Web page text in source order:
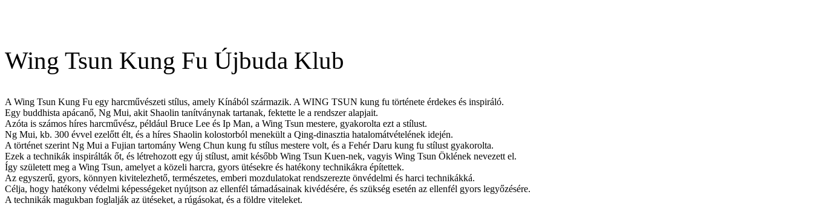
Wing Tsun Kung Fu Újbuda Klub
A Wing Tsun Kung Fu egy harcművészeti stílus, amely Kínából származik. A WING TSUN kung fu története érdekes és inspiráló.
Egy buddhista apácanő, Ng Mui, akit Shaolin tanítványnak tartanak, fektette le a rendszer alapjait.
Azóta is számos híres harcművész, például Bruce Lee és Ip Man, a Wing Tsun mestere, gyakorolta ezt a stílust.
Ng Mui, kb. 300 évvel ezelőtt élt, és a híres Shaolin kolostorból menekült a Qing-dinasztia hatalomátvételének idején.
A történet szerint Ng Mui a Fujian tartomány Weng Chun kung fu stílus mestere volt, és a Fehér Daru kung fu stílust gyakorolta.
Ezek a technikák inspirálták őt, és létrehozott egy új stílust, amit később Wing Tsun Kuen-nek, vagyis Wing Tsun Öklének nevezett el.
Így született meg a Wing Tsun, amelyet a közeli harcra, gyors ütésekre és hatékony technikákra építettek.
Az egyszerű, gyors, könnyen kivitelezhető, természetes, emberi mozdulatokat rendszerezte önvédelmi és harci technikákká.
Célja, hogy hatékony védelmi képességeket nyújtson az ellenfél támadásainak kivédésére, és szükség esetén az ellenfél gyors legyőzésére.
A technikák magukban foglalják az ütéseket, a rúgásokat, és a földre viteleket.